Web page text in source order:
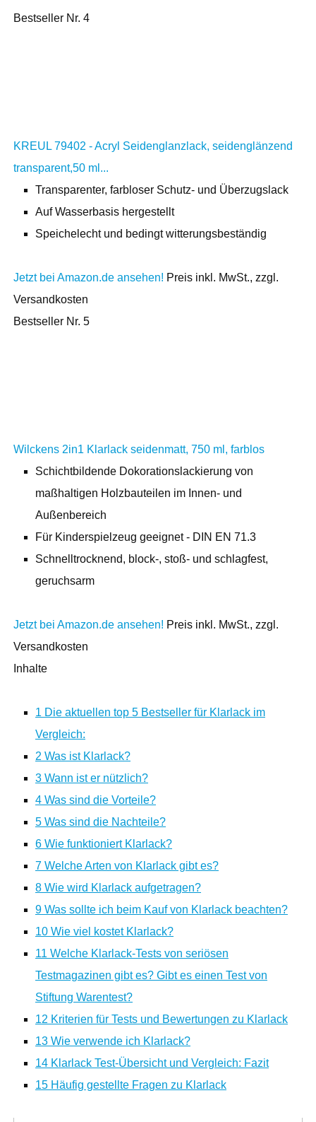
Bestseller Nr. 4
KREUL 79402 - Acryl Seidenglanzlack, seidenglänzend
transparent,50 ml...
Transparenter, farbloser Schutz- und Überzugslack
Auf Wasserbasis hergestellt
Speichelecht und bedingt witterungsbeständig
Jetzt bei Amazon.de ansehen! Preis inkl. MwSt., zzgl.
Versandkosten
Bestseller Nr. 5
Wilckens 2in1 Klarlack seidenmatt, 750 ml, farblos
Schichtbildende Dokorationslackierung von
maßhaltigen Holzbauteilen im Innen- und
Außenbereich
Für Kinderspielzeug geeignet - DIN EN 71.3
Schnelltrocknend, block-, stoß- und schlagfest,
geruchsarm
Jetzt bei Amazon.de ansehen! Preis inkl. MwSt., zzgl.
Versandkosten
Inhalte
1 Die aktuellen top 5 Bestseller für Klarlack im
Vergleich:
2 Was ist Klarlack?
3 Wann ist er nützlich?
4 Was sind die Vorteile?
5 Was sind die Nachteile?
6 Wie funktioniert Klarlack?
7 Welche Arten von Klarlack gibt es?
8 Wie wird Klarlack aufgetragen?
9 Was sollte ich beim Kauf von Klarlack beachten?
10 Wie viel kostet Klarlack?
11 Welche Klarlack-Tests von seriösen
Testmagazinen gibt es? Gibt es einen Test von
Stiftung Warentest?
12 Kriterien für Tests und Bewertungen zu Klarlack
13 Wie verwende ich Klarlack?
14 Klarlack Test-Übersicht und Vergleich: Fazit
15 Häufig gestellte Fragen zu Klarlack